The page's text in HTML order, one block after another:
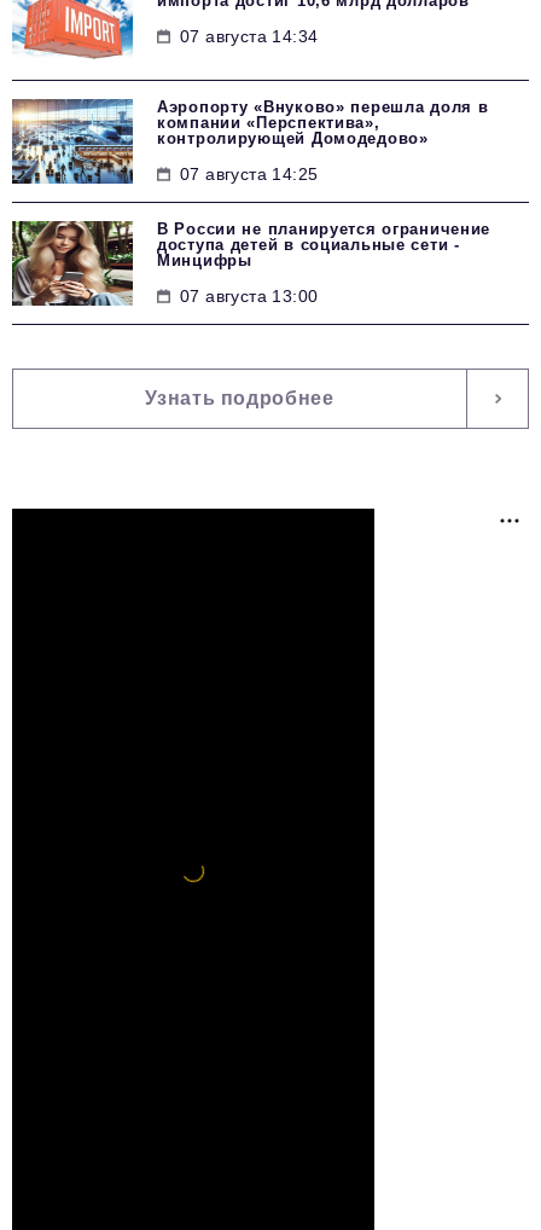
07 августа 14:34
Аэропорту «Внуково» перешла доля в
компании «Перспектива»,
контролирующей Домодедово»
07 августа 14:25
В России не планируется ограничение
доступа детей в социальные сети -
Минцифры
07 августа 13:00
Узнать подробнее